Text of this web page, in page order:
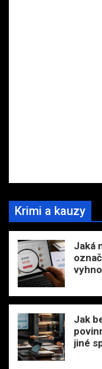
Krimi a kauzy
Jaká
Jak
jiné